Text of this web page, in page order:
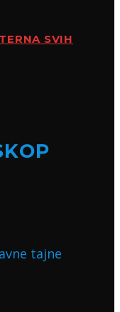
SVIH